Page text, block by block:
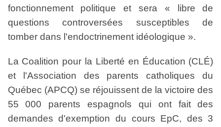
fonctionnement politique
et sera « libre de
questions controversées susceptibles de
tomber dans l'endoctrinement idéologique ».
La Coalition pour la Liberté en Éducation (CLÉ)
et l'Association des parents catholiques du
Québec (APCQ) se réjouissent de la victoire des
55 000 parents espagnols qui ont fait des
demandes d'exemption du cours EpC, des 3